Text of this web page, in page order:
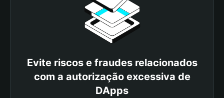
Evite riscos e fraudes relacionados
com a autorização excessiva de
DApps